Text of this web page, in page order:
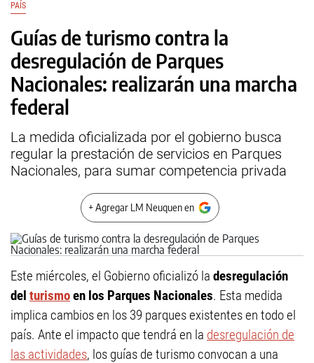
PAÍS
Guías de turismo contra la
desregulación de Parques
Nacionales: realizarán una marcha
federal
La medida oficializada por el gobierno busca
regular la prestación de servicios en Parques
Nacionales, para sumar competencia privada
+ Agregar LM Neuquen en
Este miércoles, el Gobierno oficializó la desregulación
del turismoen los Parques Nacionales. Esta medida
implica cambios en los 39 parques existentes en todo el
país. Ante el impacto que tendrá en la desregulación de
las actividades, los guías de turismo convocan a una